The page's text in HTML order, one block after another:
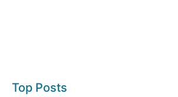
Top Posts